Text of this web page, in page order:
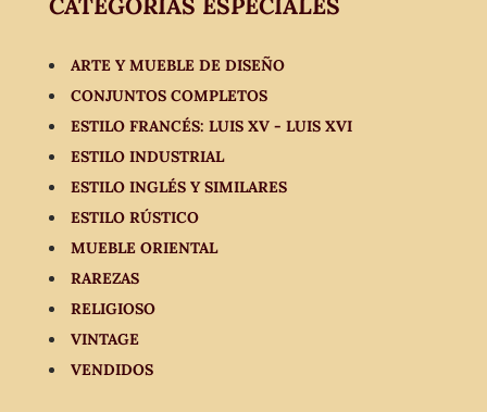
CATEGORÍAS ESPECIALES
ARTE Y MUEBLE DE DISEÑO
CONJUNTOS COMPLETOS
ESTILO FRANCÉS: LUIS XV - LUIS XVI
ESTILO INDUSTRIAL
ESTILO INGLÉS Y SIMILARES
ESTILO RÚSTICO
MUEBLE ORIENTAL
RAREZAS
RELIGIOSO
VINTAGE
VENDIDOS